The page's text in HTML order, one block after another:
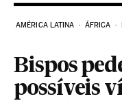
AMÉRICA LATINA ÁFRICA
Bispos
possíveis